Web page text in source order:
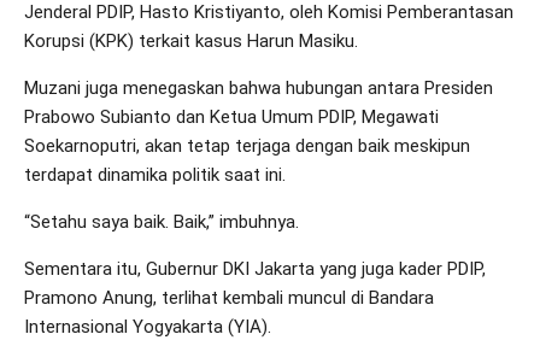
Jenderal PDIP, Hasto Kristiyanto, oleh Komisi Pemberantasan
Korupsi (KPK) terkait kasus Harun Masiku.
Muzani juga menegaskan bahwa hubungan antara Presiden
Prabowo Subianto dan Ketua Umum PDIP, Megawati
Soekarnoputri, akan tetap terjaga dengan baik meskipun
terdapat dinamika politik saat ini.
“Setahu saya baik. Baik,” imbuhnya.
Sementara itu, Gubernur DKI Jakarta yang juga kader PDIP,
Pramono Anung, terlihat kembali muncul di Bandara
Internasional Yogyakarta (YIA).